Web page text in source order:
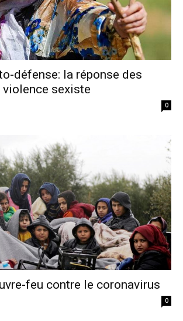
défense: la réponse des
sexiste
0
feu contre le coronavirus
0